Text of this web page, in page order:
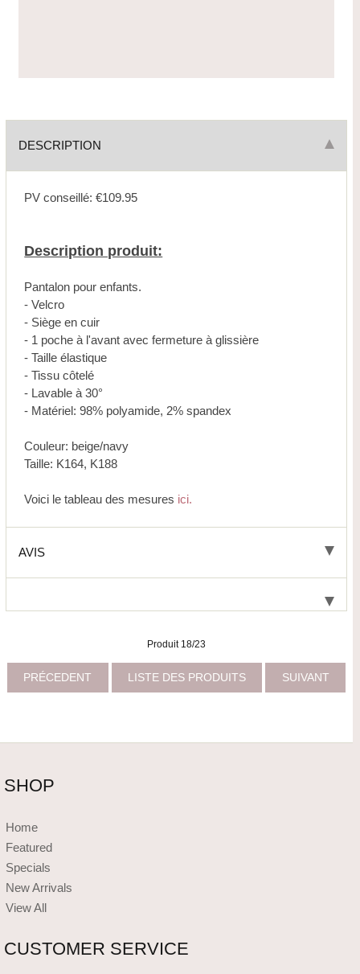
DESCRIPTION
PV conseillé: €109.95
Description produit:
Pantalon pour enfants.
- Velcro
- Siège en cuir
- 1 poche à l'avant avec fermeture à glissière
- Taille élastique
- Tissu côtelé
- Lavable à 30°
- Matériel: 98% polyamide, 2% spandex
Couleur: beige/navy
Taille: K164, K188
Voici le tableau des mesures ici.
AVIS
Produit 18/23
PRÉCEDENT LISTE DES PRODUITS SUIVANT
SHOP
Home
Featured
Specials
New Arrivals
View All
CUSTOMER SERVICE